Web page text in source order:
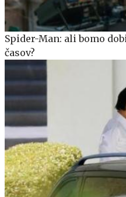
Spider-Man: ali bomo
časov?